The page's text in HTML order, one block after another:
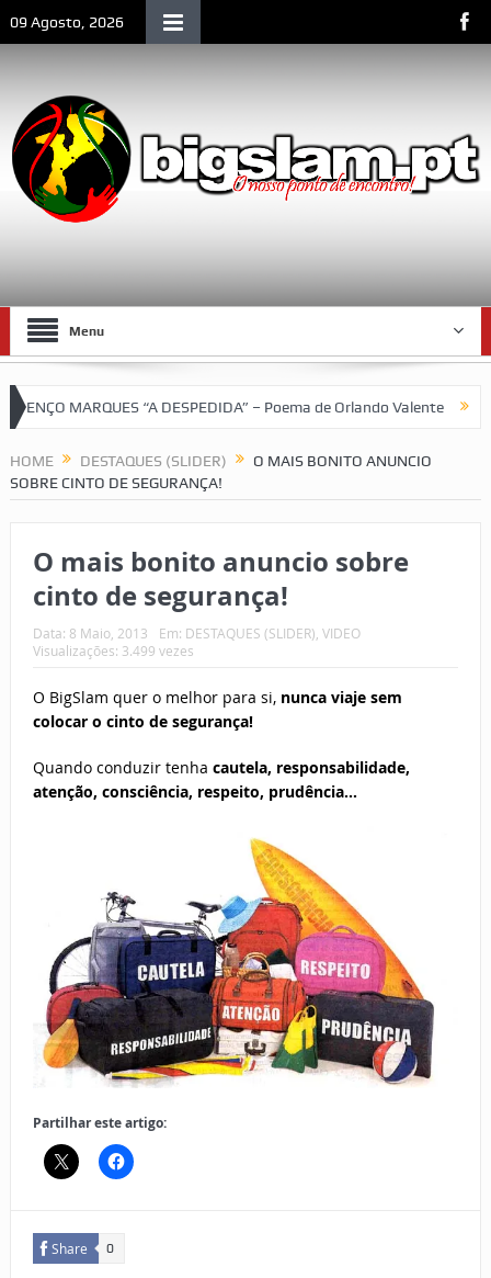
09 Agosto, 2026
Menu
MARQUES “A DESPEDIDA” – Poema de Orlando Valente VII
HOME DESTAQUES (SLIDER)
O MAIS BONITO ANUNCIO
SOBRE CINTO DE SEGURANÇA!
O mais bonito anuncio sobre
cinto de segurança!
Data: 8 Maio, 2013 Em: DESTAQUES (SLIDER) VIDEO
Visualizações: 3.499 vezes
O BigSlam quer o melhor para si, nunca viaje sem
colocar o cinto de segurança!
Quando conduzir tenha cautela, responsabilidade,
atenção, consciência, respeito, prudência…
Partilhar este artigo:
Share 0